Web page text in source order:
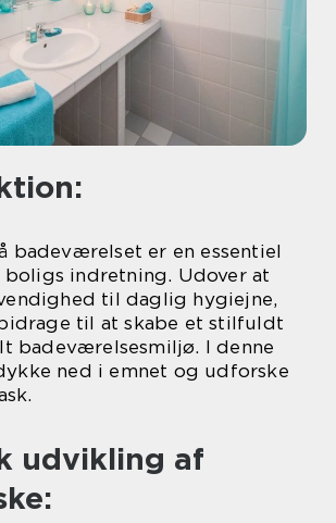
badeværelset er en essentiel
boligs indretning. Udover at
til daglig hygiejne,
til at skabe et stilfuldt
badeværelsesmiljø. I denne
ned i emnet og udforske
udvikling af